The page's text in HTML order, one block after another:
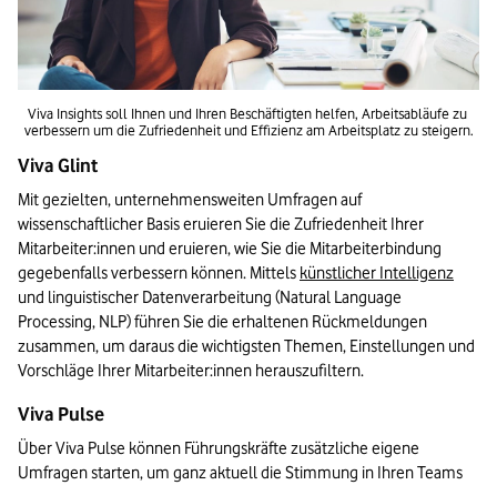
Viva Insights soll Ihnen und Ihren Beschäftigten helfen, Arbeitsabläufe zu
verbessern um die Zufriedenheit und Effizienz am Arbeitsplatz zu steigern.
Viva Glint
Mit gezielten, unternehmensweiten Umfragen auf
wissenschaftlicher Basis eruieren Sie die Zufriedenheit Ihrer
Mitarbeiter:innen und eruieren, wie Sie die Mitarbeiterbindung
gegebenfalls verbessern können. Mittels künstlicher Intelligenz
und linguistischer Datenverarbeitung (Natural Language
Processing, NLP) führen Sie die erhaltenen Rückmeldungen
zusammen, um daraus die wichtigsten Themen, Einstellungen und
Vorschläge Ihrer Mitarbeiter:innen herauszufiltern.
Viva Pulse
Über Viva Pulse können Führungskräfte zusätzliche eigene
Umfragen starten, um ganz aktuell die Stimmung in Ihren Teams